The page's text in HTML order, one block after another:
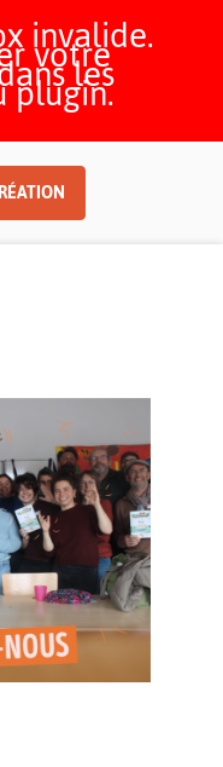
invalide.
votre
les
plugin.